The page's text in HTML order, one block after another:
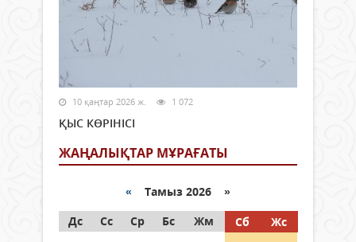
10 қаңтар 2026 ж. 1 072
ҚЫС КӨРІНІСІ
ЖАҢАЛЫҚТАР МҰРАҒАТЫ
« Тамыз 2026 »
Дс
Сс Ср Бс Жм Сб
Жс